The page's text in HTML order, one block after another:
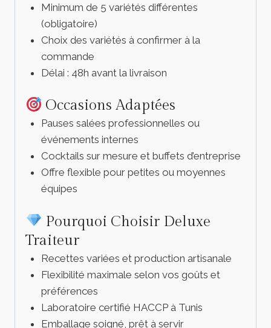
Minimum de 5 variétés différentes
(obligatoire)
Choix des variétés à confirmer à la
commande
Délai : 48h avant la livraison
Occasions Adaptées
Pauses salées professionnelles ou
événements internes
Cocktails sur mesure et buffets d’entreprise
Offre flexible pour petites ou moyennes
équipes
Pourquoi Choisir Deluxe
Traiteur
Recettes variées et production artisanale
Flexibilité maximale selon vos goûts et
préférences
Laboratoire certifié HACCP à Tunis
Emballage soigné, prêt à servir